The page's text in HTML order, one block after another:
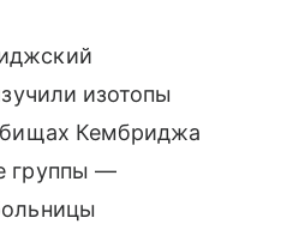
изотопы
Кембриджа
группы —